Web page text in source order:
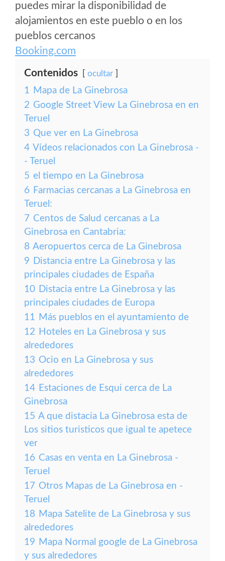
puedes mirar la disponibilidad de
alojamientos en este pueblo o en los
pueblos cercanos
Booking.com
Contenidos ocultar
1 Mapa de La Ginebrosa
2 Google Street View La Ginebrosa en en
Teruel
3 Que ver en La Ginebrosa
4 Vídeos relacionados con La Ginebrosa -
- Teruel
5 el tiempo en La Ginebrosa
6 Farmacias cercanas a La Ginebrosa en
Teruel:
7 Centos de Salud cercanas a La
Ginebrosa en Cantabria:
8 Aeropuertos cerca de La Ginebrosa
9 Distancia entre La Ginebrosa y las
principales ciudades de España
10 Distacia entre La Ginebrosa y las
principales ciudades de Europa
11 Más pueblos en el ayuntamiento de
12 Hoteles en La Ginebrosa y sus
alrededores
13 Ocio en La Ginebrosa y sus
alrededores
14 Estaciones de Esqui cerca de La
Ginebrosa
15 A que distacia La Ginebrosa esta de
Los sitios turisticos que igual te apetece
ver
16 Casas en venta en La Ginebrosa -
Teruel
17 Otros Mapas de La Ginebrosa en -
Teruel
18 Mapa Satelite de La Ginebrosa y sus
alrededores
19 Mapa Normal google de La Ginebrosa
y sus alrededores